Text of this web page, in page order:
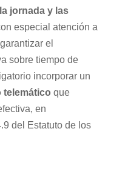
jornada y las
especial atención a
el
sobre tiempo de
incorporar un
telemático que
en
del Estatuto de los